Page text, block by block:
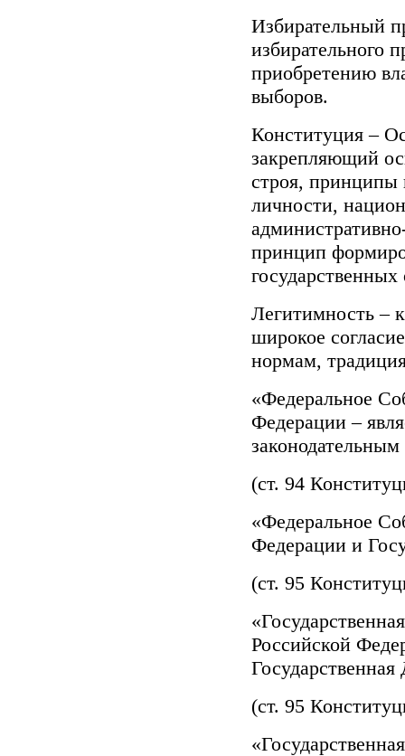
Избирательный
избирательного
приобретению
выборов.
Конституция –
закрепляющий
строя, принципы
личности,
принцип
государственных
Легитимность –
широкое
нормам,
«Федеральное
Федерации –
(ст. 94
«Федеральное
Федерации и
(ст. 95
Российской
(ст. 95